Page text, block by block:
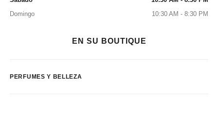
Domingo
10:30 AM - 8:30 PM
EN SU BOUTIQUE
PERFUMES Y BELLEZA